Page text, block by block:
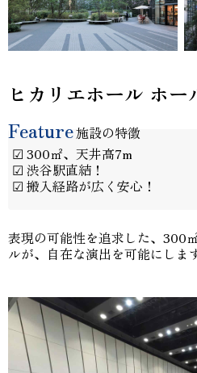
ヒカリエホール ホー
Feature施設の特徴
☑ 300㎡、天井高7m
☑ 渋谷駅直結！
☑ 搬入経路が広く安心！
表現の可能性を追求した、300
ルが、自在な演出を可能にしま